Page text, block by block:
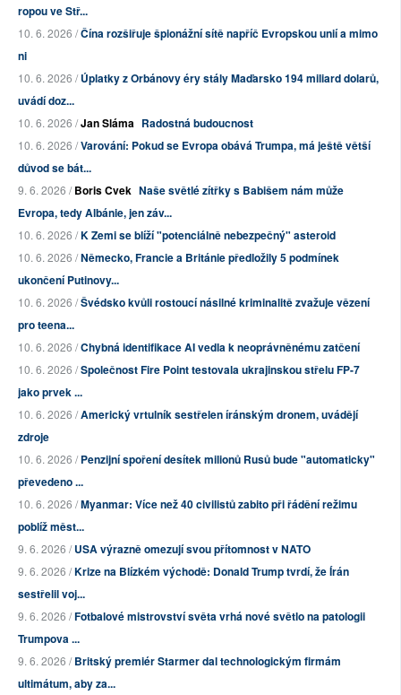
ropou ve Stř...
10. 6. 2026 /Čína rozšiřuje špionážní sítě napříč Evropskou unií a mimo
ni
10. 6. 2026 /Úplatky z Orbánovy éry stály Maďarsko 194 miliard dolarů,
uvádí doz...
10. 6. 2026 /Jan Sláma Radostná budoucnost
10. 6. 2026 /Varování: Pokud se Evropa obává Trumpa, má ještě větší
důvod se bát...
9. 6. 2026 /Boris Cvek Naše světlé zítřky s Babišem nám může
Evropa, tedy Albánie, jen záv...
10. 6. 2026 /K Zemi se blíží "potenciálně nebezpečný" asteroid
10. 6. 2026 /Německo, Francie a Británie předložily 5 podmínek
ukončení Putinovy...
10. 6. 2026 /Švédsko kvůli rostoucí násilné kriminalitě zvažuje vězení
pro teena...
10. 6. 2026 /Chybná identifikace AI vedla k neoprávněnému zatčení
10. 6. 2026 /Společnost Fire Point testovala ukrajinskou střelu FP-7
jako prvek ...
10. 6. 2026 /Americký vrtulník sestřelen íránským dronem, uvádějí
zdroje
10. 6. 2026 /Penzijní spoření desítek milionů Rusů bude "automaticky"
převedeno ...
10. 6. 2026 /Myanmar: Více než 40 civilistů zabito při řádění režimu
poblíž měst...
9. 6. 2026 /USA výrazně omezují svou přítomnost v NATO
9. 6. 2026 /Krize na Blízkém východě: Donald Trump tvrdí, že Írán
sestřelil voj...
9. 6. 2026 /Fotbalové mistrovství světa vrhá nové světlo na patologii
Trumpova ...
9. 6. 2026 /Britský premiér Starmer dal technologickým firmám
ultimátum, aby za...